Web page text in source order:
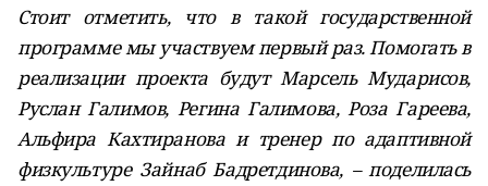
Стоит отметить, что в такой государственной
программе мы участвуем первый раз. Помогать в
реализации проекта будут Марсель Мударисов,
Руслан Галимов, Регина Галимова, Роза Гареева,
Альфира Кахтиранова и тренер по адаптивной
физкультуре Зайнаб Бадретдинова, – поделилась